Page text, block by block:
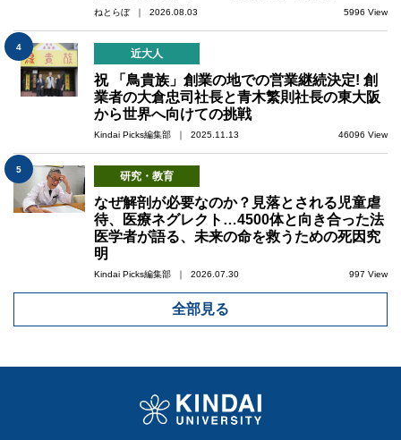
ねとらぼ ｜ 2026.08.03 5996 View
4
近大人
祝 「鳥貴族」創業の地での営業継続決定! 創
業者の大倉忠司社長と青木繁則社長の東大阪
から世界へ向けての挑戦
Kindai Picks編集部 ｜ 2025.11.13 46096 View
5
研究・教育
なぜ解剖が必要なのか？見落とされる児童虐
待、医療ネグレクト…4500体と向き合った法
医学者が語る、未来の命を救うための死因究
明
Kindai Picks編集部 ｜ 2026.07.30 997 View
全部見る